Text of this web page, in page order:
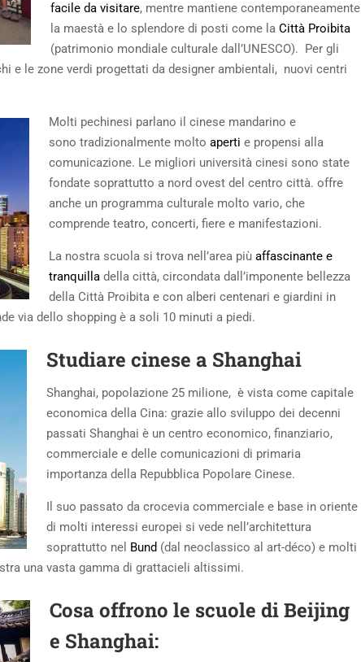
facile da visitare, mentre mantiene contemporaneamente
la maestà e lo splendore di posti come la Città Proibita
(patrimonio mondiale culturale dall’UNESCO). Per gli
e le zone verdi progettati da designer ambientali, nuovi centri
Molti pechinesi parlano il cinese mandarino e
sono tradizionalmente molto aperti e propensi alla
comunicazione. Le migliori università cinesi sono state
fondate soprattutto a nord ovest del centro città. offre
anche un programma culturale molto vario, che
comprende teatro, concerti, fiere e manifestazioni.
La nostra scuola si trova nell’area più affascinante e
tranquilla della città, circondata dall’imponente bellezza
della Città Proibita e con alberi centenari e giardini in
via dello shopping è a soli 10 minuti a piedi.
Studiare cinese a Shanghai
Shanghai, popolazione 25 milione, è vista come capitale
economica della Cina: grazie allo sviluppo dei decenni
passati Shanghai è un centro economico, finanziario,
commerciale e delle comunicazioni di primaria
importanza della Repubblica Popolare Cinese.
Il suo passato da crocevia commerciale e base in oriente
di molti interessi europei si vede nell’architettura
soprattutto nel Bund (dal neoclassico al art-déco) e molti
una vasta gamma di grattacieli altissimi.
Cosa offrono le scuole diBeijing
e Shanghai: